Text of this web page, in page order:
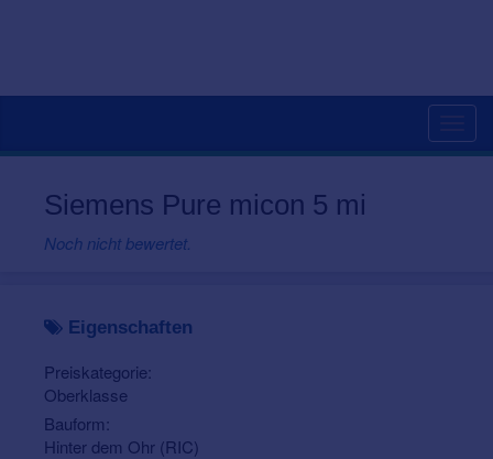
Siemens Pure micon 5 mi
Noch nicht bewertet.
Eigenschaften
Preiskategorie:
Oberklasse
Bauform:
Hinter dem Ohr (RIC)